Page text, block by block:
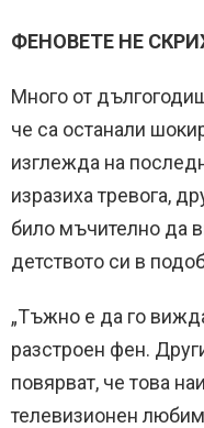
ФЕНОВЕТЕ НЕ
Много от
че са останали
изглежда на
изразиха тревога,
било мъчително да
детството си в
„Тъжно е да го
разстроен фен.
повярват, че това
телевизионен